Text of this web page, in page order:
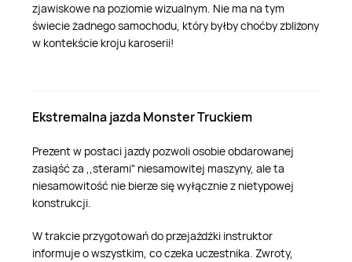
zjawiskowe na poziomie wizualnym. Nie ma na tym
świecie żadnego samochodu, który byłby choćby zbliżony
w kontekście kroju karoserii!
Ekstremalna jazda Monster Truckiem
Prezent w postaci jazdy pozwoli osobie obdarowanej
zasiąść za ,,sterami" niesamowitej maszyny, ale ta
niesamowitość nie bierze się wyłącznie z nietypowej
konstrukcji.
W trakcie przygotowań do przejażdżki instruktor
informuje o wszystkim, co czeka uczestnika. Zwroty,